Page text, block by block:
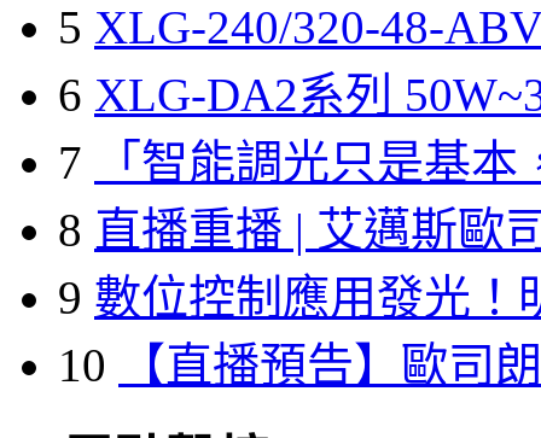
5 XLG-240/320-48-
6 XLG-DA2系列
7
「智能調光只是基本
8 直播重播 | 艾邁斯歐
9 數位控制應用發光！
10
【直播預告】歐司